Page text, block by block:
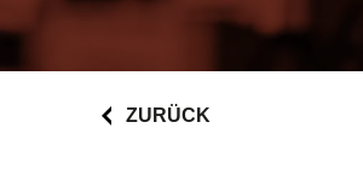
ZURÜCK